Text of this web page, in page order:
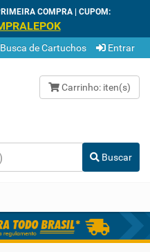
COMPRA | CUPOM:
Busca de Cartuchos Entrar
Carrinho: iten(s)
Buscar